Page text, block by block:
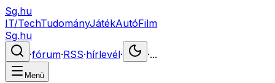
Sg.hu
IT/TechTudományJátékAutóFilm
Sg.hu
·fórum·RSS·hírlevél· ·...
Menü